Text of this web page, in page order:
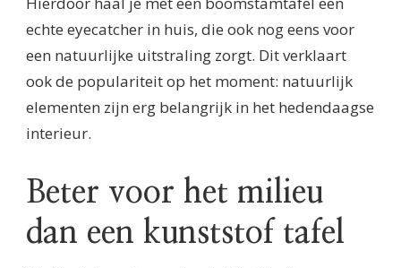
echte eyecatcher in huis, die ook nog eens voor
een natuurlijke uitstraling zorgt. Dit verklaart
ook de populariteit op het moment: natuurlijk
elementen zijn erg belangrijk in het hedendaagse
interieur.
Beter voor het milieu
dan een kunststof tafel